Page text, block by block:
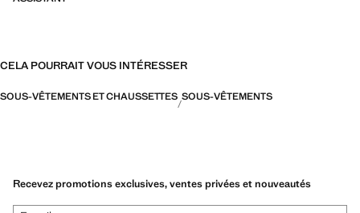
CELA POURRAIT VOUS INTÉRESSER
SOUS-VÊTEMENTS ET CHAUSSETTES SOUS-VÊTEMENTS
Recevez promotions exclusives, ventes privées et nouveautés